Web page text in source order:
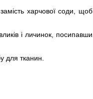
харчової соди, щоб
і личинок, посипавши
для тканин.